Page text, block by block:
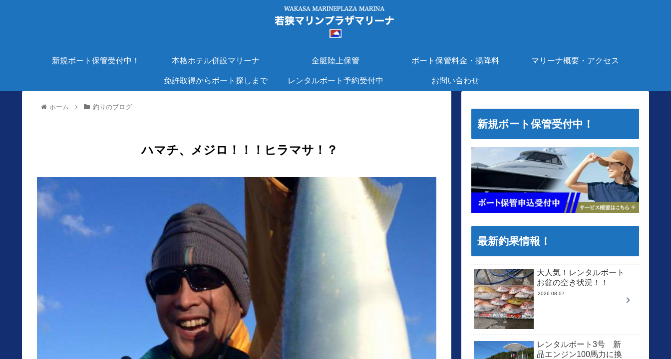
新規ボート保管受付中！ 本格ホテル併設マリーナ 全艇陸上保管 ボート保管料金・揚降料 マリーナ概要・アクセス
免許取得からボート探しまで レンタルボート予約受付中 お問い合わせ
ホーム 釣りのブログ
ハマチ、メジロ！！！ヒラマサ！？
新規ボート保管受付中！
最新釣果情報！
大人気！レンタルボート
お盆の空き状況！！
2026.08.07
レンタルボート3号 新
品エンジン100馬力に換